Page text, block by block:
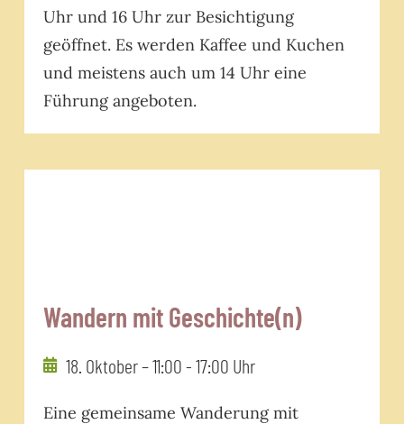
Uhr und 16 Uhr zur Besichtigung
geöffnet. Es werden Kaffee und Kuchen
und meistens auch um 14 Uhr eine
Führung angeboten.
Wandern mit Geschichte(n)
18. Oktober – 11:00-17:00 Uhr
Eine gemeinsame Wanderung mit